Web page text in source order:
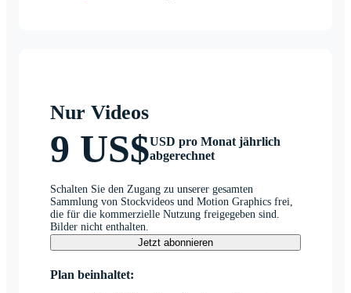
Nur Videos
9 US$USD pro Monat jährlich
abgerechnet
Schalten Sie den Zugang zu unserer gesamten
Sammlung von Stockvideos und Motion Graphics frei,
die für die kommerzielle Nutzung freigegeben sind.
Bilder nicht enthalten.
Jetzt abonnieren
Plan beinhaltet: